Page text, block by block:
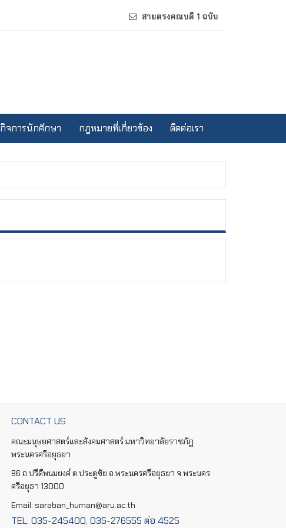
สายตรงคณบดี 1 ฉบับ
กิจการนักศึกษา กฎหมายที่เกี่ยวข้อง ติดต่อเรา
CONTACT US
คณะมนุษยศาสตร์และสังคมศาสตร์ มหาวิทยาลัยราชภัฏ
พระนครศรีอยุธยา
96 ถ.ปรีดีพนมยงค์ ต.ประตูชัย อ.พระนครศรีอยุธยา จ.พระนคร
ศรีอยุธา 13000
Email: saraban_human@aru.ac.th
TEL: 035-245400, 035-276555 ต่อ 4525